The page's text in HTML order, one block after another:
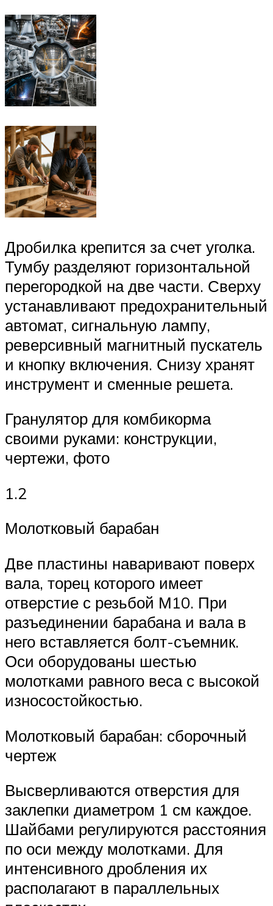
Дробилка крепится за счет уголка.
Тумбу разделяют горизонтальной
перегородкой на две части. Сверху
устанавливают предохранительный
автомат, сигнальную лампу,
реверсивный магнитный пускатель
и кнопку включения. Снизу хранят
инструмент и сменные решета.
Гранулятор для комбикорма
своими руками: конструкции,
чертежи, фото
1.2
Молотковый барабан
Две пластины наваривают поверх
вала, торец которого имеет
отверстие с резьбой М10. При
разъединении барабана и вала в
него вставляется болт-съемник.
Оси оборудованы шестью
молотками равного веса с высокой
износостойкостью.
Молотковый барабан: сборочный
чертеж
Высверливаются отверстия для
заклепки диаметром 1 см каждое.
Шайбами регулируются расстояния
по оси между молотками. Для
интенсивного дробления их
располагают в параллельных